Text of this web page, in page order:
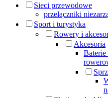
Sieci przewodowe
przełączniki
Sport i turystyka
Rowery i
Akcesoria